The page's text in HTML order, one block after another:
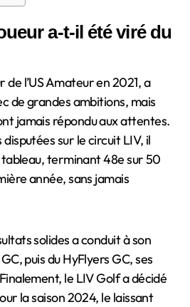
a-t-il été viré du
l’US Amateur en 2021, a
de grandes ambitions, mais
jamais répondu aux attentes.
disputées sur le circuit LIV, il
tableau, terminant 48e sur 50
année, sans jamais
solides a conduit à son
puis du HyFlyers GC, ses
le LIV Golf a décidé
la saison 2024, le laissant